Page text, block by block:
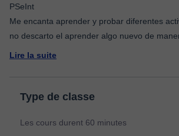
PSeInt
Me encanta aprender y probar diferentes
no descarto el aprender algo nuevo de
Lire la suite
Type de classe
Les cours durent 60 minutes